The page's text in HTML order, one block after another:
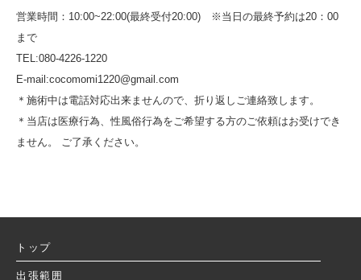
営業時間：10:00~22:00(最終受付20:00) ※当日の最終予約は20：00
まで
TEL:080-4226-1220
E-mail:cocomomi1220@gmail.com
＊施術中は電話対応出来ませんので、折り返しご連絡致します。
＊当店は医療行為、性風俗行為をご希望する方のご依頼はお受けでき
ません。 ご了承ください。
トップ
出張範囲